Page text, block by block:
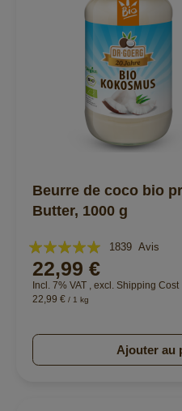
Beurre de coco bio
Butter, 1000 g
Évaluation:
99%
1839 Avis
22,99 €
Incl. 7% VAT , excl. Shipping Cost
22,99 € / 1 kg
Ajouter au